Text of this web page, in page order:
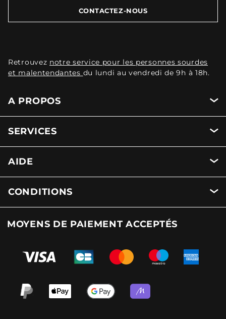
CONTACTEZ-NOUS
Retrouvez notre service pour les personnes sourdes
et malentendantes du lundi au vendredi de 9h à 18h.
A PROPOS
SERVICES
AIDE
CONDITIONS
MOYENS DE PAIEMENT ACCEPTÉS